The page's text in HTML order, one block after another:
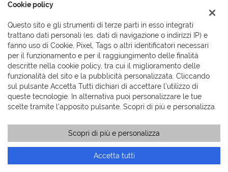
Copyright © 2026 Automobili Simionato S.r.l., Tutti i diritti
riservati-Leggi l'informativa sulla privacy-Cookie Policy
Cookie policy
Questo sito e gli strumenti di terze parti in esso integrati
trattano dati personali (es. dati di navigazione o indirizzi IP) e
fanno uso di Cookie, Pixel, Tags o altri identificatori necessari
per il funzionamento e per il raggiungimento delle finalità
descritte nella cookie policy, tra cui il miglioramento delle
funzionalità del sito e la pubblicità personalizzata. Cliccando
sul pulsante Accetta Tutti dichiari di accettare l'utilizzo di
queste tecnologie. In alternativa puoi personalizzare le tue
scelte tramite l'apposito pulsante. Scopri di più e personalizza.
Scopri di più e personalizza
Accetta tutti